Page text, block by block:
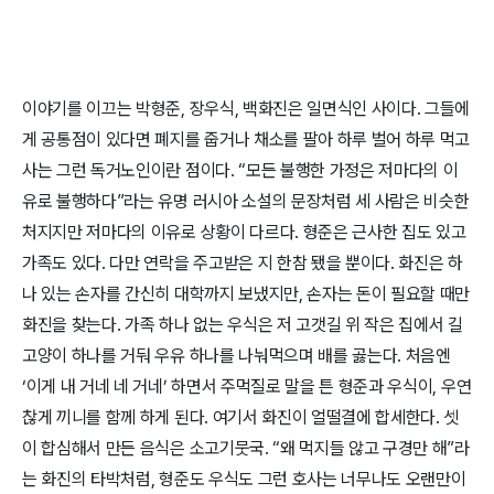
이야기를 이끄는 박형준, 장우식, 백화진은 일면식인 사이다. 그들에
게 공통점이 있다면 폐지를 줍거나 채소를 팔아 하루 벌어 하루 먹고
사는 그런 독거노인이란 점이다. “모든 불행한 가정은 저마다의 이
유로 불행하다”라는 유명 러시아 소설의 문장처럼 세 사람은 비슷한
처지지만 저마다의 이유로 상황이 다르다. 형준은 근사한 집도 있고
가족도 있다. 다만 연락을 주고받은 지 한참 됐을 뿐이다. 화진은 하
나 있는 손자를 간신히 대학까지 보냈지만, 손자는 돈이 필요할 때만
화진을 찾는다. 가족 하나 없는 우식은 저 고갯길 위 작은 집에서 길
고양이 하나를 거둬 우유 하나를 나눠먹으며 배를 곯는다. 처음엔
‘이게 내 거네 네 거네’ 하면서 주먹질로 말을 튼 형준과 우식이, 우연
찮게 끼니를 함께 하게 된다. 여기서 화진이 얼떨결에 합세한다. 셋
이 합심해서 만든 음식은 소고기뭇국. “왜 먹지들 않고 구경만 해”라
는 화진의 타박처럼, 형준도 우식도 그런 호사는 너무나도 오랜만이